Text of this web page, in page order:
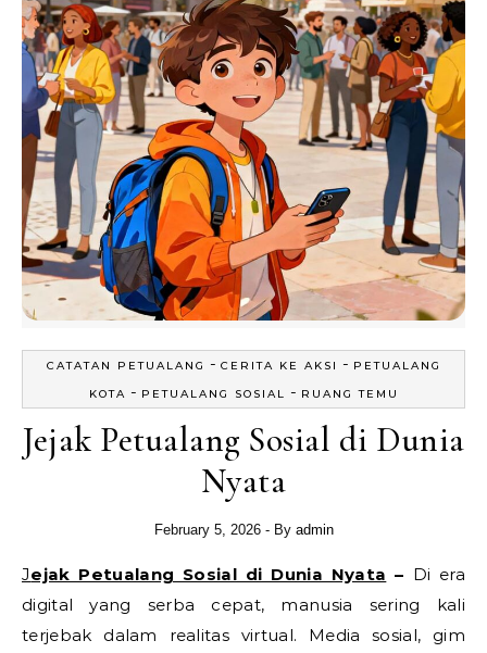
CATATAN PETUALANG - CERITA KE AKSI - PETUALANG
KOTA - PETUALANG SOSIAL - RUANG TEMU
Jejak Petualang Sosial di Dunia
Nyata
February 5, 2026 - By admin
Jejak Petualang Sosial di Dunia Nyata – Di era
digital yang serba cepat, manusia sering kali
terjebak dalam realitas virtual. Media sosial, gim